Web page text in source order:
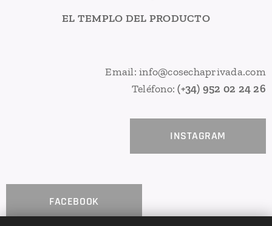
EL TEMPLO DEL PRODUCTO
Email: info@cosechaprivada.com
Teléfono:(+34) 952 02 24 26
INSTAGRAM
FACEBOOK